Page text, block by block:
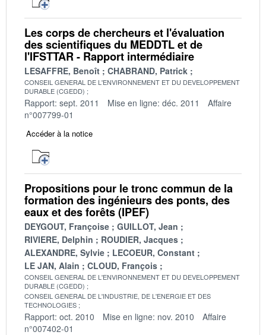
Les corps de chercheurs et l'évaluation
des scientifiques du MEDDTL et de
l'IFSTTAR - Rapport intermédiaire
LESAFFRE, Benoît CHABRAND, Patrick
CONSEIL GENERAL DE L'ENVIRONNEMENT ET DU DEVELOPPEMENT
DURABLE (CGEDD)
Rapport: sept. 2011 Mise en ligne: déc. 2011
Affaire
n°007799-01
Accéder à la notice
Propositions pour le tronc commun de la
formation des ingénieurs des ponts, des
eaux et des forêts (IPEF)
DEYGOUT, Françoise
GUILLOT, Jean
RIVIERE, Delphin
ROUDIER, Jacques
ALEXANDRE, Sylvie
LECOEUR, Constant
LE JAN, Alain
CLOUD, François
CONSEIL GENERAL DE L'ENVIRONNEMENT ET DU DEVELOPPEMENT
DURABLE (CGEDD)
CONSEIL GENERAL DE L'INDUSTRIE, DE L'ENERGIE ET DES
TECHNOLOGIES
Rapport: oct. 2010 Mise en ligne: nov. 2010
Affaire
n°007402-01